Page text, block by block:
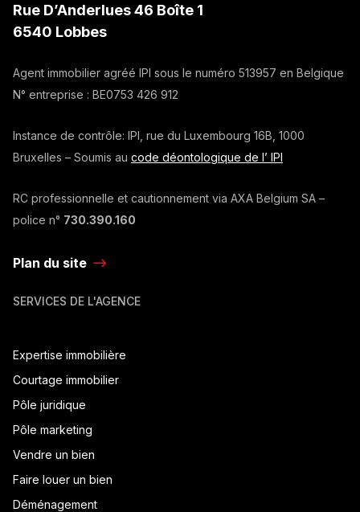
Rue D’Anderlues 46 Boîte 1
6540 Lobbes
Agent immobilier agréé IPI sous le numéro 513957 en Belgique
N° entreprise : BE0753 426 912
Instance de contrôle: IPI, rue du Luxembourg 16B, 1000
Bruxelles – Soumis au code déontologique de l’ IPI
RC professionnelle et cautionnement via AXA Belgium SA –
police n° 730.390.160
Plan du site
SERVICES DE L'AGENCE
Expertise immobilière
Courtage immobilier
Pôle juridique
Pôle marketing
Vendre un bien
Faire louer un bien
Déménagement